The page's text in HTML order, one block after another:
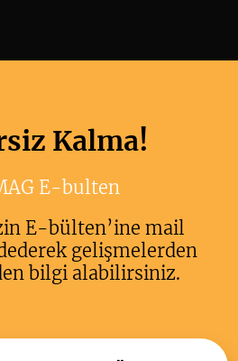
Kalma!
E-bulten
E-bülten’ine mail
gelişmelerden
bilgi alabilirsiniz.